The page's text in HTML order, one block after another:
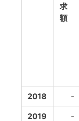
求
額
2018 -
2019 -